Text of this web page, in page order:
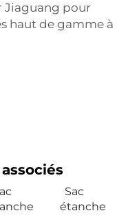
Jiaguang pour
haut de gamme à
Sac
étanche